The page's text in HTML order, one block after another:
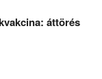
áttörés